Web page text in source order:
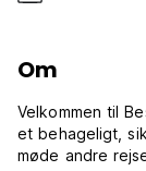
Om
Velkommen til
et behageligt,
møde andre